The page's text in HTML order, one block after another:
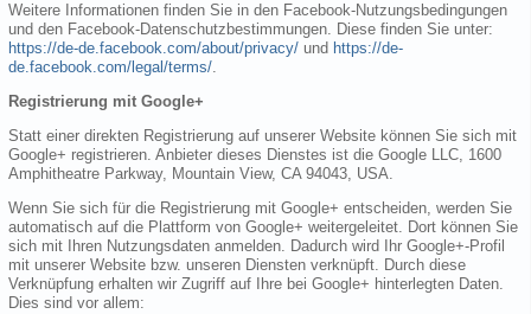
Weitere Informationen finden Sie in den Facebook-Nutzungsbedingungen
und den Facebook-Datenschutzbestimmungen. Diese finden Sie unter:
https://de-de.facebook.com/about/privacy/ und https://de-
de.facebook.com/legal/terms/.
Registrierung mit Google+
Statt einer direkten Registrierung auf unserer Website können Sie sich mit
Google+ registrieren. Anbieter dieses Dienstes ist die Google LLC, 1600
Amphitheatre Parkway, Mountain View, CA 94043, USA.
Wenn Sie sich für die Registrierung mit Google+ entscheiden, werden Sie
automatisch auf die Plattform von Google+ weitergeleitet. Dort können Sie
sich mit Ihren Nutzungsdaten anmelden. Dadurch wird Ihr Google+-Profil
mit unserer Website bzw. unseren Diensten verknüpft. Durch diese
Verknüpfung erhalten wir Zugriff auf Ihre bei Google+ hinterlegten Daten.
Dies sind vor allem: